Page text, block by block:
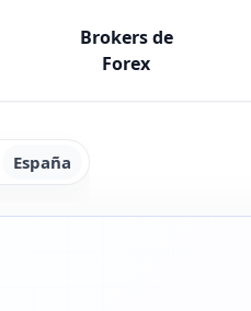
Brokers de
Forex
España